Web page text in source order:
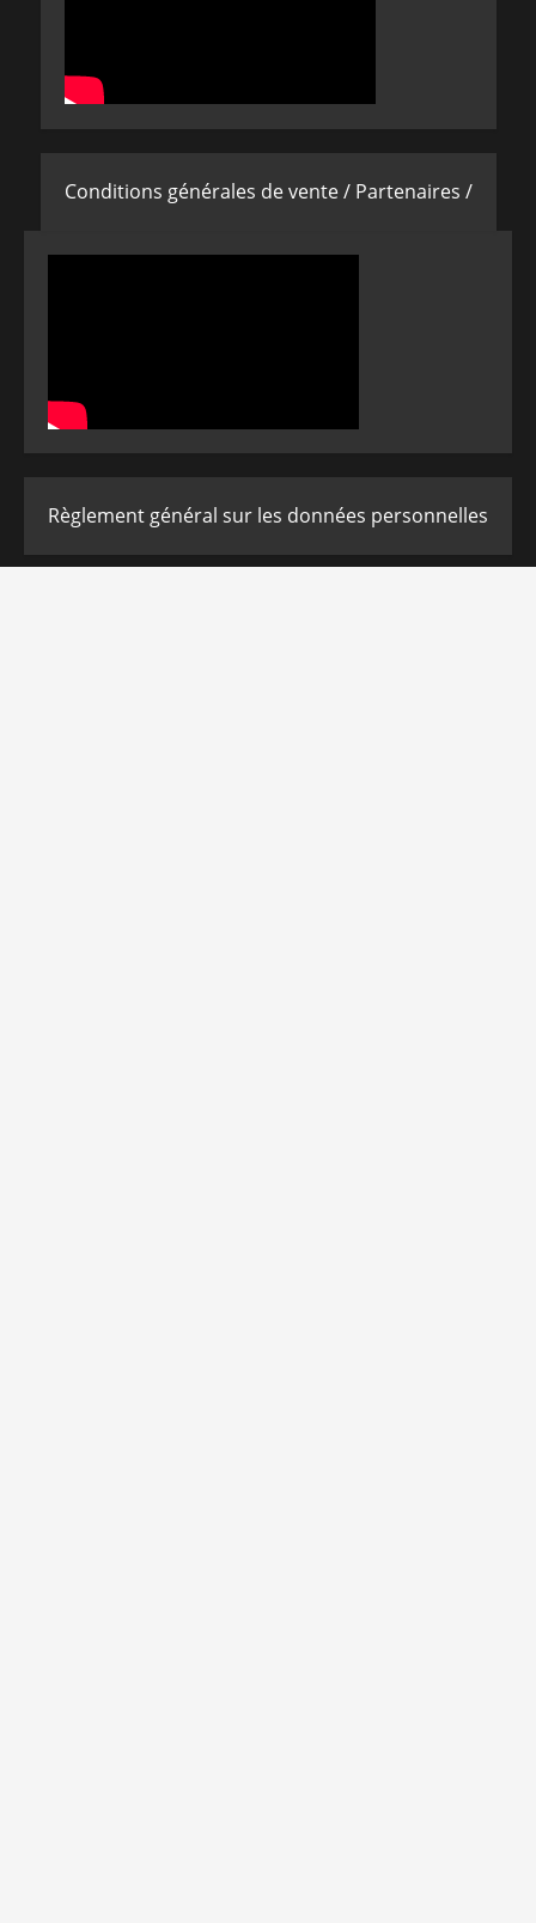
Conditions générales de vente / Partenaires /
Règlement général sur les données personnelles